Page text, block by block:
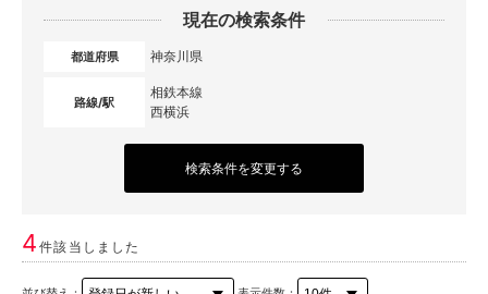
現在の検索条件
都道府県 神奈川県
路線/駅
相鉄本線
西横浜
検索条件を変更する
4件該当しました